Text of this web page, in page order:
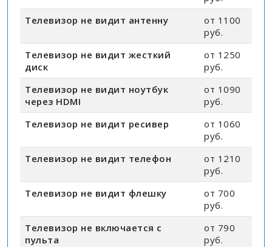
Телевизор не видит антенну
от 1100
руб.
Телевизор не видит жесткий
диск
от 1250
руб.
Телевизор не видит ноутбук
через HDMI
от 1090
руб.
Телевизор не видит ресивер
от 1060
руб.
Телевизор не видит телефон
от 1210
руб.
Телевизор не видит флешку
от 700
руб.
Телевизор не включается с
пульта
от 790
руб.